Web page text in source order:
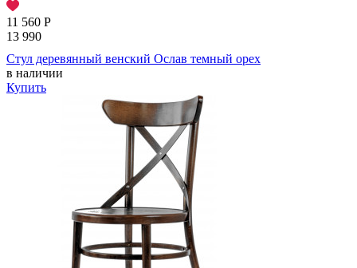
11 560 Р
13 990
Стул деревянный венский Ослав темный орех
в наличии
Купить